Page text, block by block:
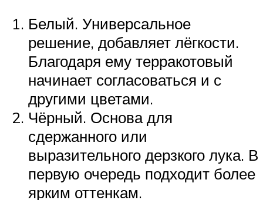
Белый. Универсальное
решение, добавляет лёгкости.
Благодаря ему терракотовый
начинает согласоваться и с
другими цветами.
Чёрный. Основа для
сдержанного или
выразительного дерзкого лука. В
первую очередь подходит более
ярким оттенкам.